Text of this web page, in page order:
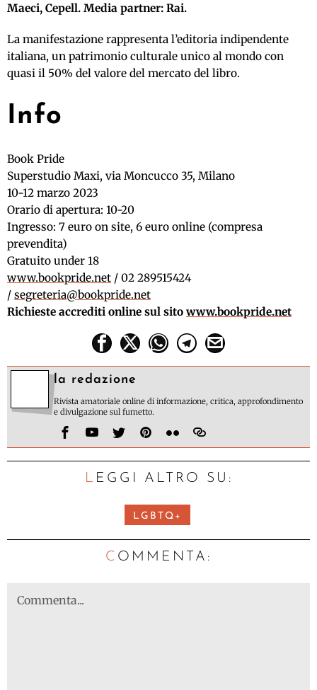
Maeci, Cepell. Media partner: Rai.
La manifestazione rappresenta l’editoria indipendente
italiana, un patrimonio culturale unico al mondo con
quasi il 50% del valore del mercato del libro.
Info
Book Pride
Superstudio Maxi, via Moncucco 35, Milano
10-12 marzo 2023
Orario di apertura: 10-20
Ingresso: 7 euro on site, 6 euro online (compresa
prevendita)
Gratuito under 18
www.bookpride.net / 02 289515424
/ segreteria@bookpride.net
Richieste accrediti online sul sito www.bookpride.net
la redazione
Rivista amatoriale online di informazione, critica, approfondimento
e divulgazione sul fumetto.
LEGGI ALTRO SU:
LGBTQ+
C OMMENTA: